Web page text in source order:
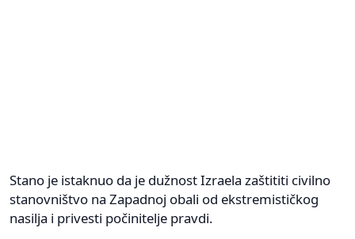
Stano je istaknuo da je dužnost Izraela zaštititi civilno
stanovništvo na Zapadnoj obali od ekstremističkog
nasilja i privesti počinitelje pravdi.